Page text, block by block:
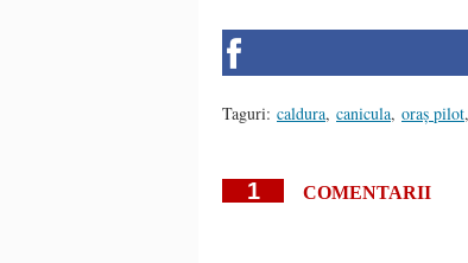
Taguri: caldura, canicula, oraș pilot,
1 COMENTARII